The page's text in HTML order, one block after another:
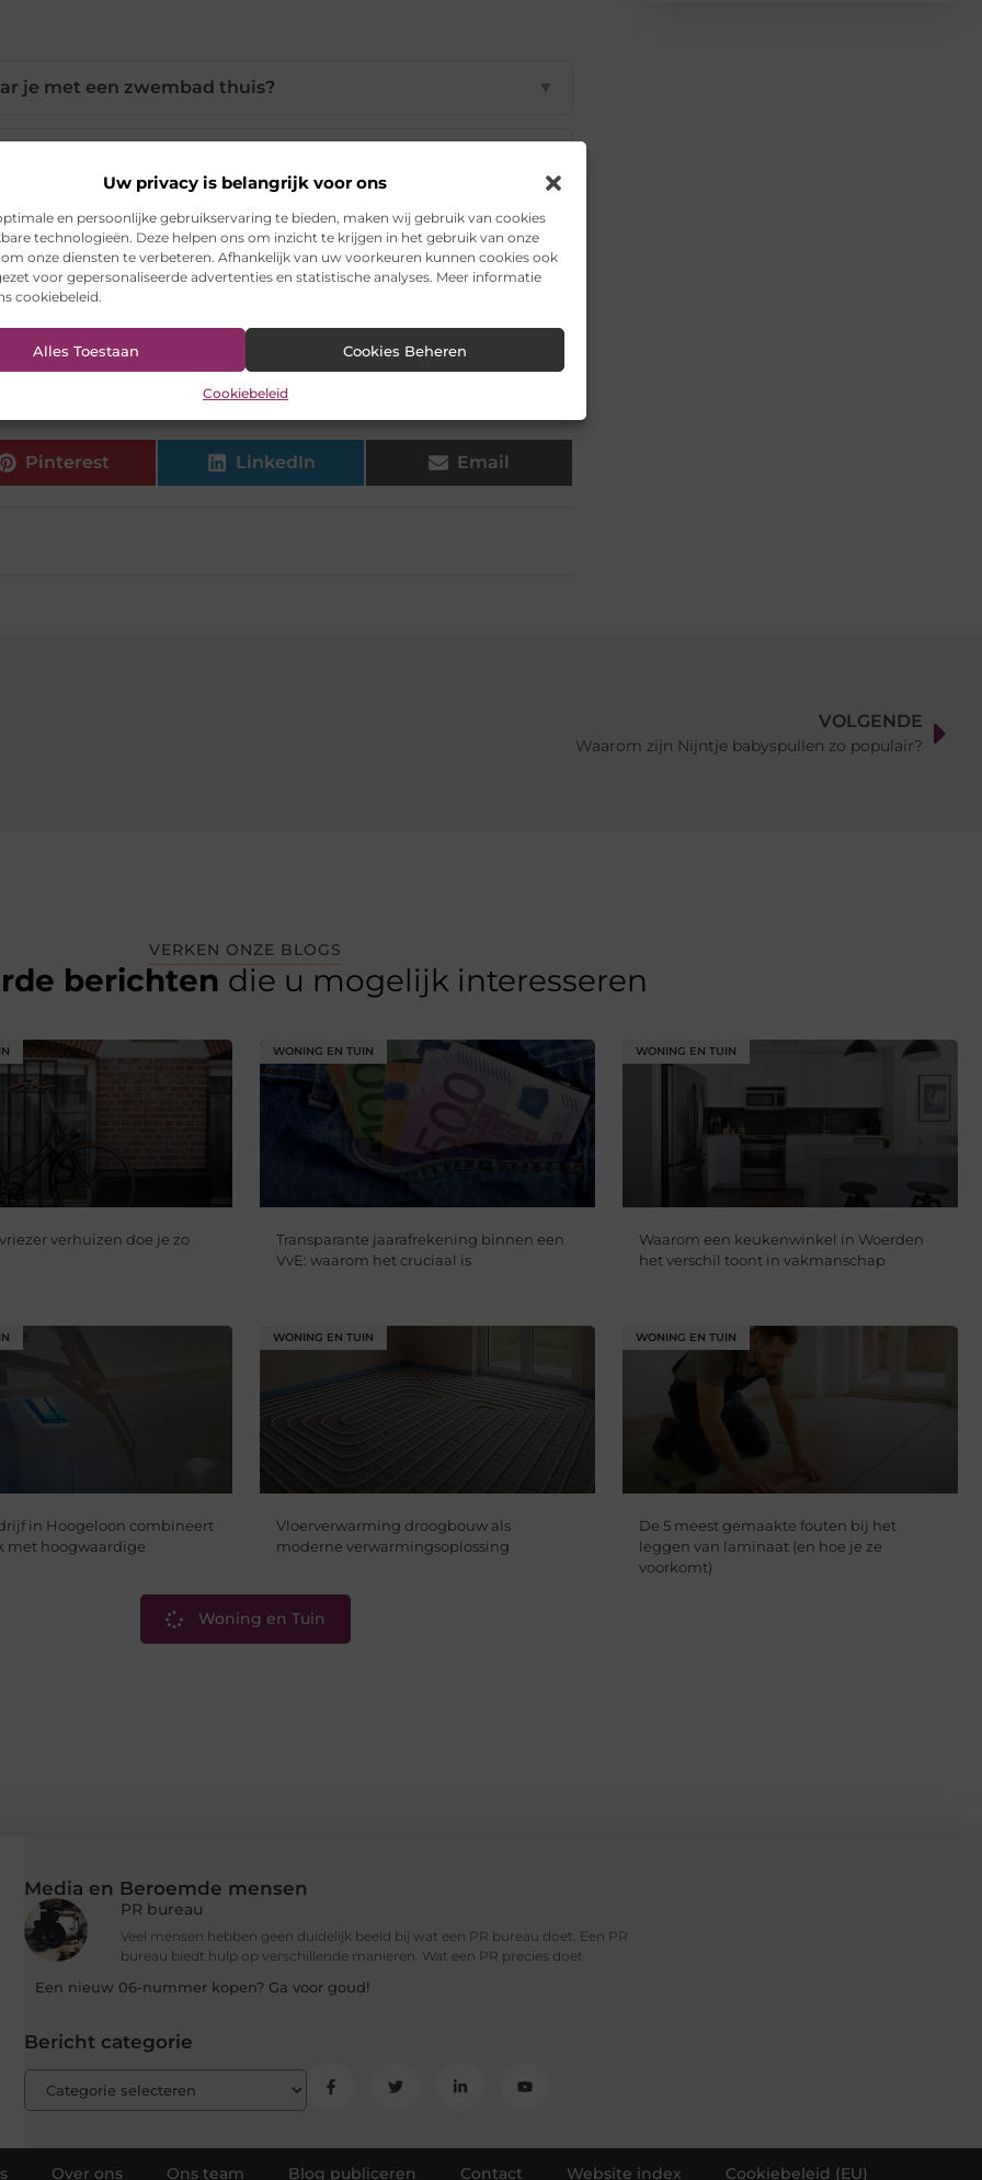
Uw privacy is belangrijk voor ons
en persoonlijke gebruikservaring te bieden, maken wij gebruik van cookies
technologieën. Deze helpen ons om inzicht te krijgen in het gebruik van onze
onze diensten te verbeteren. Afhankelijk van uw voorkeuren kunnen cookies ook
voor gepersonaliseerde advertenties en statistische analyses. Meer informatie
cookiebeleid.
Alles Toestaan Cookies Beheren
Cookiebeleid
je met een zwembad thuis? ▼
Bestway zwembad mee?
van zwemmen in je eigen tuin? ▼
uit de felle zon?
betrouwbaar zwembadmerk?
Pinterest LinkedIn Email
VOLGENDE
Waarom zijn Nijntje babyspullen zo populair?
VERKEN ONZE BLOGS
berichten die u mogelijk interesseren
verhuizen doe je zo
WONING EN TUIN
Transparante jaarafrekening binnen een
VvE: waarom het cruciaal is
WONING EN TUIN
Waarom een keukenwinkel in Woerden
het verschil toont in vakmanschap
in Hoogeloon combineert
met hoogwaardige
WONING EN TUIN
Vloerverwarming droogbouw als
moderne verwarmingsoplossing
WONING EN TUIN
De 5 meest gemaakte fouten bij het
leggen van laminaat (en hoe je ze
voorkomt)
Woning en Tuin
Media en Beroemde mensen
PR bureau
Veel mensen hebben geen duidelijk beeld bij wat een PR bureau doet. Een PR
bureau biedt hulp op verschillende manieren. Wat een PR precies doet
Een nieuw 06-nummer kopen? Ga voor goud!
Bericht categorie
Over ons Ons team Blog publiceren Contact Website index Cookiebeleid (EU)